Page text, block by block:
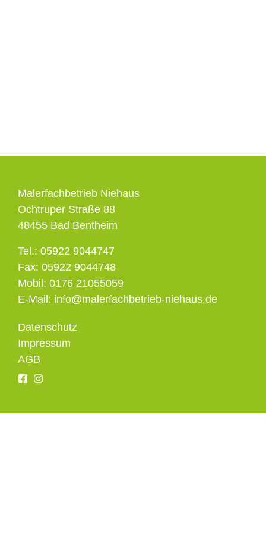
Malerfachbetrieb Niehaus
Ochtruper Straße 88
48455 Bad Bentheim
Tel.: 05922 9044747
Fax: 05922 9044748
Mobil: 0176 21055059
E-Mail: info@malerfachbetrieb-niehaus.de
Datenschutz
Impressum
AGB